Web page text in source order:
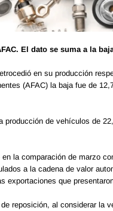
El dato se suma a la
en su producción
(AFAC) la baja fue de
producción de vehículos de
la comparación de marzo
a la cadena de valor
exportaciones que
reposición, al considerar la